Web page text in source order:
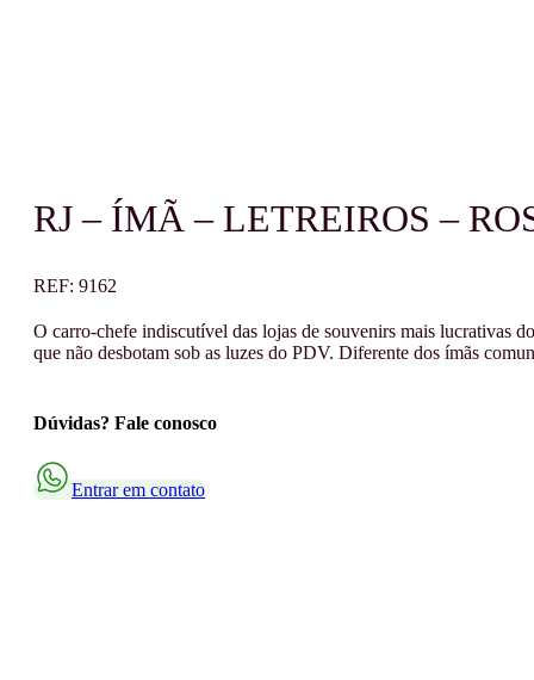
RJ – ÍMÃ – LETREIROS –
REF: 9162
O carro-chefe indiscutível das lojas de souvenirs mais lucrativas
que não desbotam sob as luzes do PDV. Diferente dos ímãs
Dúvidas? Fale conosco
Entrar em contato